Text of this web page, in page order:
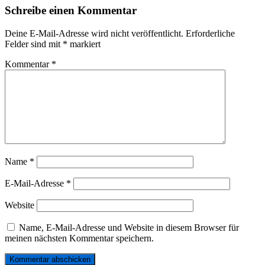
Schreibe einen Kommentar
Deine E-Mail-Adresse wird nicht veröffentlicht. Erforderliche
Felder sind mit * markiert
Kommentar *
Name *
E-Mail-Adresse *
Website
Name, E-Mail-Adresse und Website in diesem Browser für
meinen nächsten Kommentar speichern.